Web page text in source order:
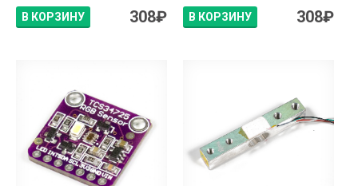
В КОРЗИНУ 308₽ В КОРЗИНУ 308₽